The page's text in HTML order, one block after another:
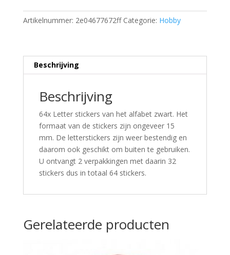
Artikelnummer: 2e04677672ff Categorie: Hobby
Beschrijving
Beschrijving
64x Letter stickers van het alfabet zwart. Het
formaat van de stickers zijn ongeveer 15
mm. De letterstickers zijn weer bestendig en
daarom ook geschikt om buiten te gebruiken.
U ontvangt 2 verpakkingen met daarin 32
stickers dus in totaal 64 stickers.
Gerelateerde producten